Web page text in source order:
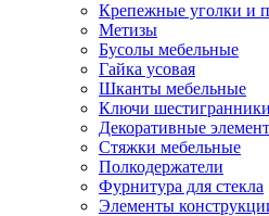
Крепежные уголки и
Метизы
Бусолы мебельные
Гайка усовая
Шканты мебельные
Ключи шестигранники
Декоративные
Стяжки мебельные
Полкодержатели
Фурнитура для стекла
Элементы